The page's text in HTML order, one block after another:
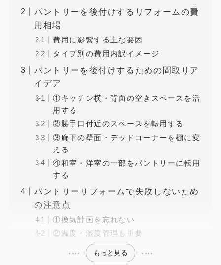
パントリーを後付けするリフォームの費
用相場
費用に影響する主な要因
タイプ別の費用内訳イメージ
パントリーを後付けするための間取りア
イデア
①キッチン横・背面の空きスペースを活
用する
②勝手口付近のスペースを転用する
③廊下の壁面・デッドコーナーを棚に変
える
④和室・洋室の一部をパントリーに転用
する
パントリーリフォームで失敗しないため
の注意点
①換気計画を忘れない
②温度・湿度管理も重要
もっと見る